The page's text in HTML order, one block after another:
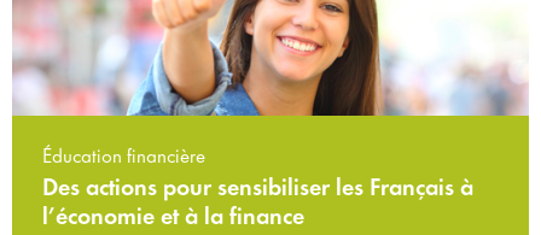
Éducation financière
Des actions pour sensibiliser les Français à
l’économie et à la finance